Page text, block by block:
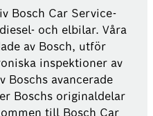
Bosch Car Service-
och elbilar. Våra
av Bosch, utför
inspektioner av
Boschs avancerade
Boschs originaldelar
till Bosch Car